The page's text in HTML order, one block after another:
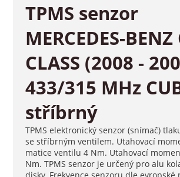
TPMS senzor
MERCEDES-BENZ
CLASS (2008 -
433/315 MHz
stříbrný
TPMS elektronický senzor (snímač)
se stříbrným ventilem. Utahovací
matice ventilu 4 Nm. Utahovací
Nm. TPMS senzor je určený pro alu